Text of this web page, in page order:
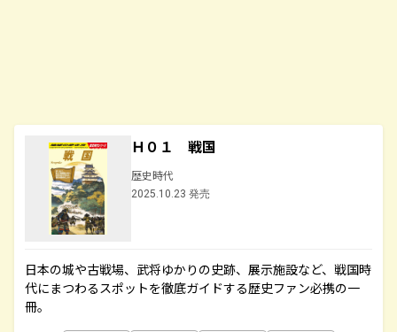
Ｈ０１ 戦国
歴史時代
2025.10.23 発売
日本の城や古戦場、武将ゆかりの史跡、展示施設など、戦国時
代にまつわるスポットを徹底ガイドする歴史ファン必携の一
冊。